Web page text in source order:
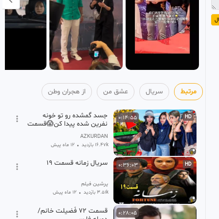
مرتبط سریال عشق من از هجران وطن
HD
0:14:55
جسد گمشده رو تو خونه
نفرین شده پیدا کن😱قسمت
آخر
AZKURDAN
16.47k بازدید • 12 ماه پیش
HD
0:36:03 سریال زمانه قسمت ۱۹
پرشین فیلم
3.51k بازدید • 12 ماه پیش
0:28:05
قسمت ۷۲ فَضیلت خانم/